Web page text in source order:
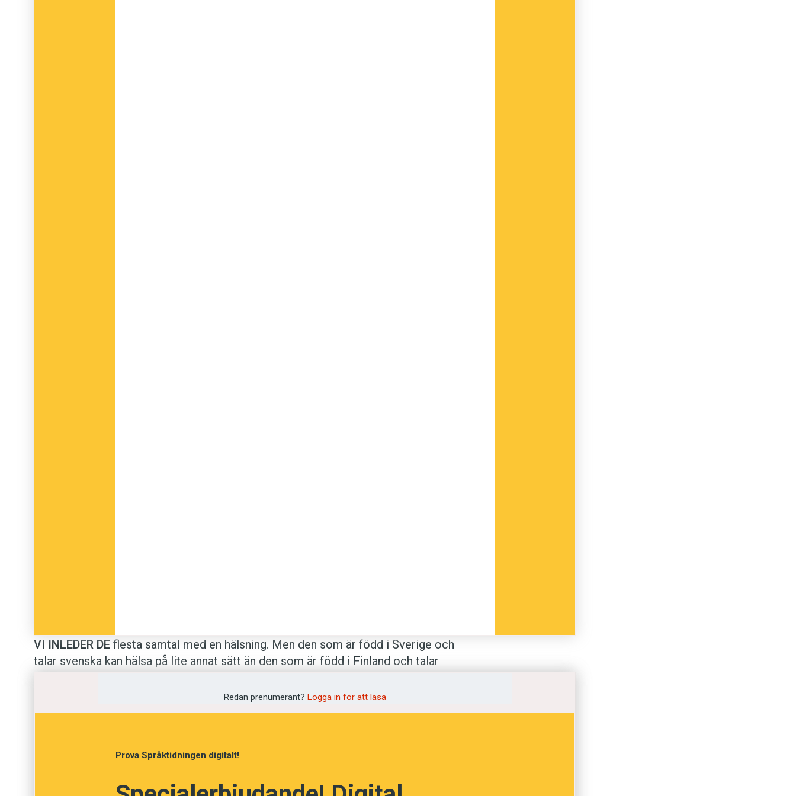
VI INLEDER DE flesta samtal med en hälsning. Men den som är född i Sverige och
talar svenska kan hälsa på lite annat sätt än den som är född i Finland och talar
Svenska är ju officiellt språk i både Sverige och Finland, och därmed
samtal. Språkforskare har spelat in och analyserat dialoger inom tre
Redan prenumerant? Logga in för att läsa
Prova Språktidningen digitalt!